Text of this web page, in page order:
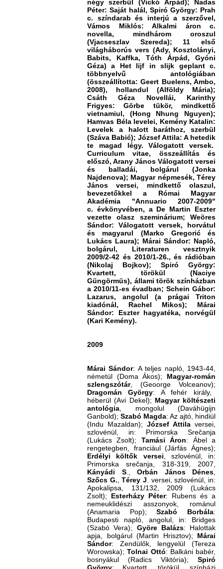
négy szerbül (Vickó Árpád); Nadas
Péter: Saját halál, Spiró György: Prah
c. színdarab és interjú a szerzővel,
Vámos Miklós: Alkalmi áron c.
novella, mindhárom oroszul
(Vjacseszlav Szereda); 11 első
világháborús vers (Ady, Kosztolányi,
Babits, Kaffka, Tóth Árpád, Gyóni
Géza) a Het lijf in slijk geplant c.
többnyelvű antológiában
(összeállította: Geert Buelens, Ambo,
2008), hollandul (Alföldy Mária);
Csáth Géza Novellái, Karinthy
Frigyes: Görbe tükör, mindkettő
vietnamiul, (Hong Nhung Nguyen);
Hamvas Béla levelei, Kemény Katalin:
Levelek a halott baráthoz, szerbül
(Száva Babić); József Attila: A hetedik
te magad légy. Válogatott versek.
Curriculum vitae, összeállítás és
előszó, Arany János Válogatott versei
és balladái, bolgárul (Jonka
Najdenova); Magyar népmesék, Térey
János versei, mindkettő olaszul,
bevezetőkkel a Római Magyar
Akadémia "Annuario 2007-2009"
c. évkönyvében, a De Martin Eszter
vezette olasz szeminárium; Weöres
Sándor: Válogatott versek, horvátul
és magyarul (Marko Gregorić és
Lukács Laura); Márai Sándor: Napló,
bolgárul, Literaturen vesztnyik
2009/2-42 és 2010/1-26., és rádióban
(Nikolaj Bojkov); Spiró György:
Kvartett, törökül (Naciye
Güngörmüs), állami török színházban
a 2010/11-es évadban; Schein Gábor:
Lazarus, angolul (a prágai Triton
kiadónál, Rachel Mikos); Márai
Sándor: Eszter hagyatéka, norvégül
(Kari Kemény).
2009
Márai Sándor: A teljes napló, 1943-44,
németül (Doma Ákos); Magyar-román
szlengszótár, (Geoorge Volceanov);
Dragomán György: A fehér király,
héberül (Avi Dekel); Magyar költészeti
antológia , mongolul (Daváhügijn
Ganbold); Szabó Magda: Az ajtó, hindiül
(Indu Mazaldan); József Attila versei,
szlovénül, in: Primorska Srečanja
(Lukács Zsolt); Tamási Áron: Ábel a
rengetegben, franciául (Járfás Ágnes);
Erdélyi költők versei , szlovénül, in:
Primorska srečanja, 318-319, 2007,
Kányádi S., Orbán János Dénes
Szőcs G. ,Térey J . versei, szlovénül, in:
Apokalipsa, 131/132, 2009 (Lukács
Zsolt); Esterházy Péter: Rubens és a
nemeuklidészi asszonyok, románul
(Anamaria Pop);Szabó Borbála:
Budapesti napló, angolul, in: Bridges
(Szabó Vera); Györe Balázs: Halottak
apja, bolgárul (Martin Hrisztov); Márai
Sándor: Zendülők, lengyelül (Tereza
Worowska);Tolnai Ottó: Balkáni babér,
bosnyákul (Radics Viktória); Spiró